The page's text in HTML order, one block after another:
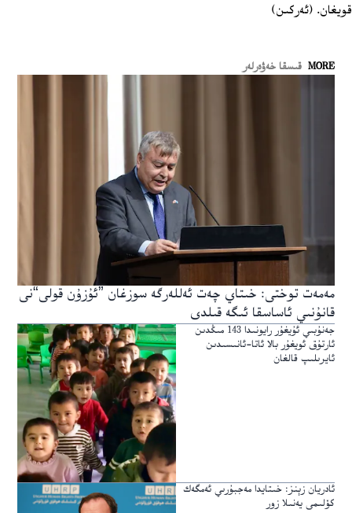
قويغان. (ئەركىن)
MORE قىسقا خەۋەرلەر
مەمەت توختى: خىتاي چەت ئەللەرگە سوزغان ”ئۇزۇن قولى“نى
قانۇنىي ئاساسقا ئىگە قىلدى
جەنۇبىي ئۇيغۇر رايونىدا 143 مىڭدىن
ئارتۇق ئويغۇر بالا ئاتا-ئانىسىدىن
ئايرىلىپ قالغان
ئادريان زېنز: خىتايدا مەجبۇرىي ئەمگەك
كۆلىمى يەنىلا زور